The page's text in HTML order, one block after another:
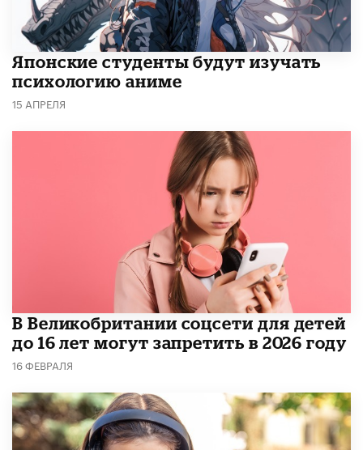
Японские студенты будут изучать
психологию аниме
15 АПРЕЛЯ
В Великобритании соцсети для детей
до 16 лет могут запретить в 2026 году
16 ФЕВРАЛЯ